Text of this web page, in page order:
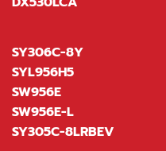
SY306C-8Y
SYL956H5
SW956E
SW956E-L
SY305C-8LRBEV